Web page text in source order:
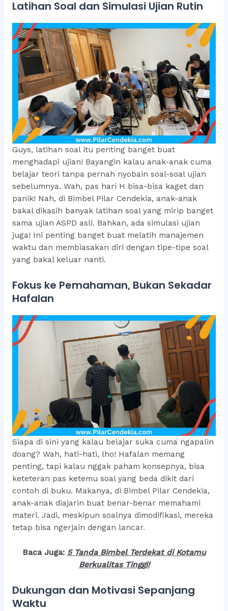
Latihan Soal dan Simulasi Ujian Rutin
Guys, latihan soal itu penting banget buat
menghadapi ujian! Bayangin kalau anak-anak cuma
belajar teori tanpa pernah nyobain soal-soal ujian
sebelumnya. Wah, pas hari H bisa-bisa kaget dan
panik! Nah, di Bimbel Pilar Cendekia, anak-anak
bakal dikasih banyak latihan soal yang mirip banget
sama ujian ASPD asli. Bahkan, ada simulasi ujian
juga! Ini penting banget buat melatih manajemen
waktu dan membiasakan diri dengan tipe-tipe soal
yang bakal keluar nanti.
Fokus ke Pemahaman, Bukan Sekadar
Hafalan
Siapa di sini yang kalau belajar suka cuma ngapalin
doang? Wah, hati-hati, lho! Hafalan memang
penting, tapi kalau nggak paham konsepnya, bisa
keteteran pas ketemu soal yang beda dikit dari
contoh di buku. Makanya, di Bimbel Pilar Cendekia,
anak-anak diajarin buat benar-benar memahami
materi. Jadi, meskipun soalnya dimodifikasi, mereka
tetap bisa ngerjain dengan lancar.
Baca Juga: 5 Tanda Bimbel Terdekat di Kotamu
Berkualitas Tinggi!
Dukungan dan Motivasi Sepanjang
Waktu